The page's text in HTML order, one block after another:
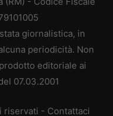
giornalistica, in
periodicità. Non
editoriale ai
07.03.2001
riservati - Contattaci